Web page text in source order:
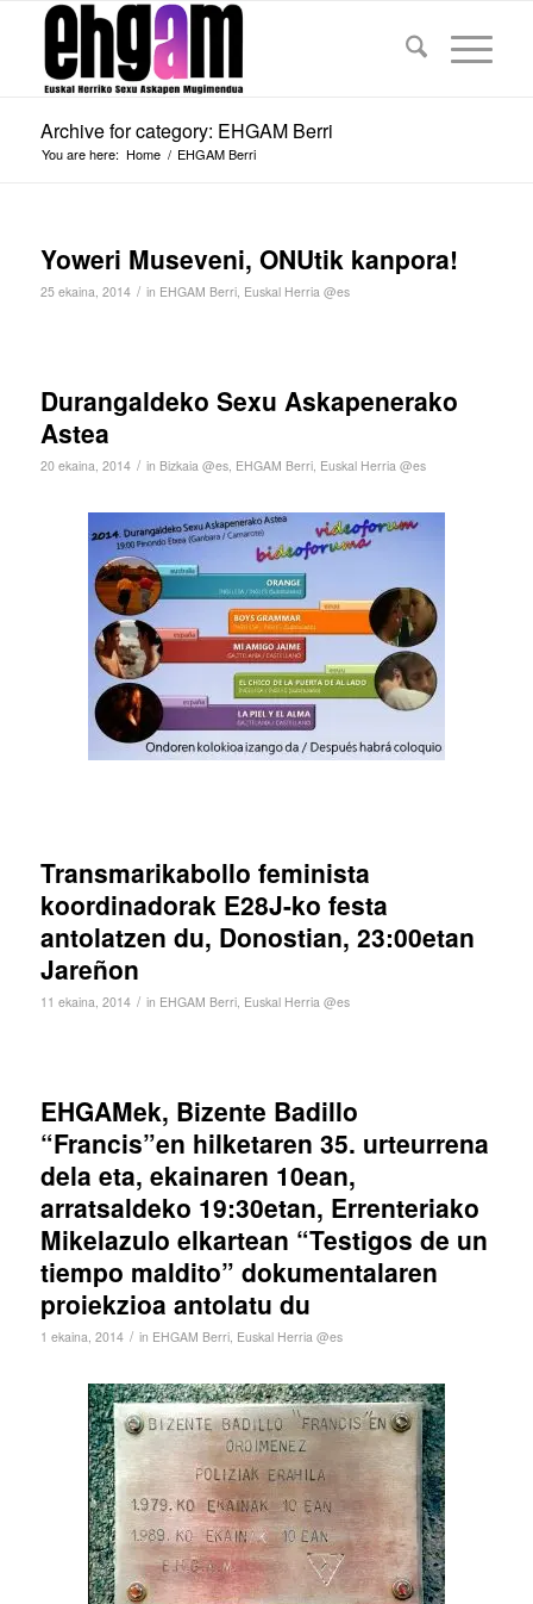
Archive for category: EHGAM Berri
You are here: Home / EHGAM Berri
Yoweri Museveni, ONUtik kanpora!
25 ekaina, 2014 / in EHGAM Berri, Euskal Herria @es
Durangaldeko Sexu Askapenerako
Astea
20 ekaina, 2014 / in Bizkaia @es, EHGAM Berri, Euskal Herria @es
Transmarikabollo feminista
koordinadorak E28J-ko festa
antolatzen du, Donostian, 23:00etan
Jareñon
11 ekaina, 2014 / in EHGAM Berri, Euskal Herria @es
EHGAMek, Bizente Badillo
“Francis”en hilketaren 35. urteurrena
dela eta, ekainaren 10ean,
arratsaldeko 19:30etan, Errenteriako
Mikelazulo elkartean “Testigos de un
tiempo maldito” dokumentalaren
proiekzioa antolatu du
1 ekaina, 2014 / in EHGAM Berri, Euskal Herria @es